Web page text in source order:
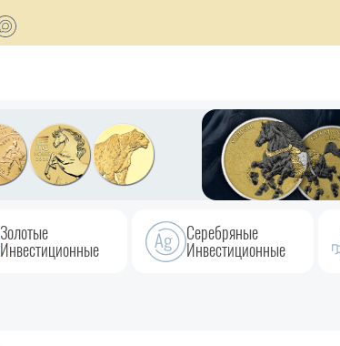
Золотые
Инвестиционные
Серебряные
Инвестиционные